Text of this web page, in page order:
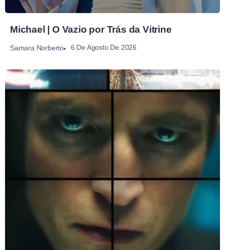
Michael | O Vazio por Trás da Vitrine
Samara Norberto 6 De Agosto De 2026